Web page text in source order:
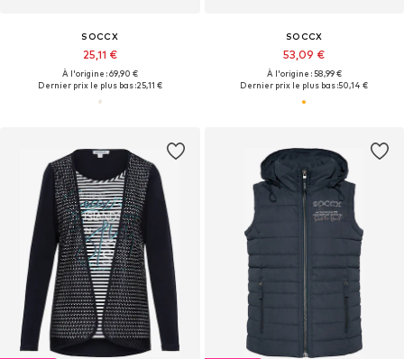
SOCCX
25,11 €
À l'origine : 69,90 €
Dernier prix le plus bas :25,11 €
SOCCX
53,09 €
À l'origine : 58,99 €
Dernier prix le plus bas :50,14 €